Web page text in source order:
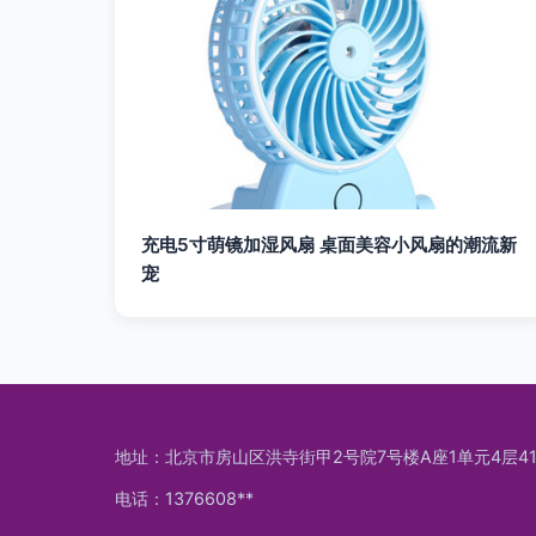
充电5寸萌镜加湿风扇 桌面美容小风扇的潮流新
宠
地址：北京市房山区洪寺街甲2号院7号楼A座1单元4层
电话：1376608**